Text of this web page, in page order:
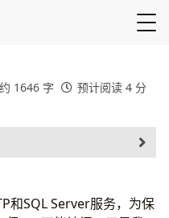
约 1646 字
预计阅读 4 分
和SQL Server服务，为保